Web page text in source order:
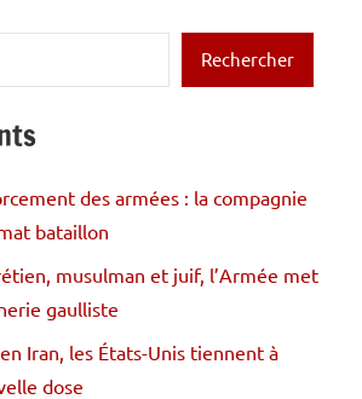
Rechercher
des armées : la compagnie
bataillon
musulman et juif, l’Armée met
gaulliste
Iran, les États-Unis tiennent à
dose